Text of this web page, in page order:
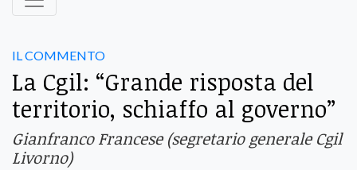
IL COMMENTO
La Cgil: “Grande risposta del
territorio, schiaffo al governo”
Gianfranco Francese (segretario generale Cgil
Livorno)